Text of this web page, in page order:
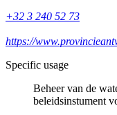
+32 3 240 52 73
https://
Specific usage
Beheer van de
beleidsinstument